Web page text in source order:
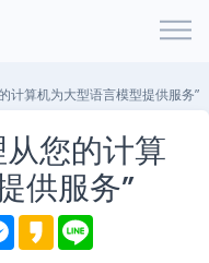
计算机为大型语言模型提供服务”
您的计算
供服务”
M
e
K
a